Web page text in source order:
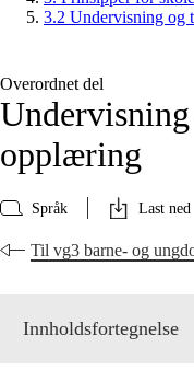
3.2 Undervisning og
Overordnet del
opplæring
Språk Last ned
Til vg3 barne- og
Innholdsfortegnelse